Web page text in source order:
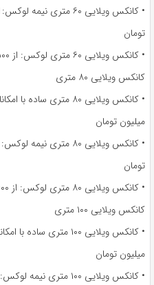
تومان
• کانکس ویلایی ۶۰ متری لوکس: از ۵۰۰ میلیون تومان تا ۶۰۰ میلیون تومان
کانکس ویلایی ۸۰ متری
میلیون تومان
تومان
• کانکس ویلایی ۸۰ متری لوکس: از ۶۰۰ میلیون تومان تا ۷۰۰ میلیون تومان
کانکس ویلایی ۱۰۰ متری
میلیون تومان